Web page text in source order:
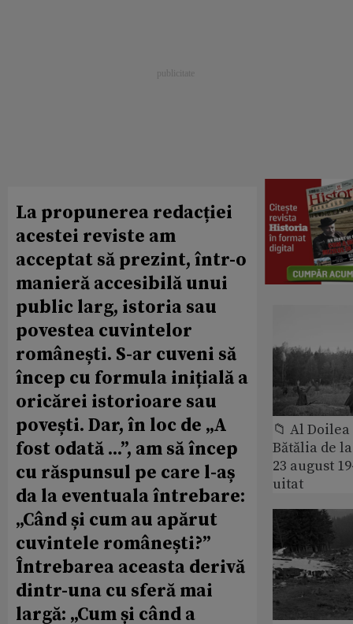
La propunerea redacției
acestei reviste am
acceptat să prezint, într-o
manieră accesibilă unui
public larg, istoria sau
povestea cuvintelor
românești. S-ar cuveni să
încep cu formula inițială a
oricărei istorioare sau
povești. Dar, în loc de „A
fost odată ...”, am să încep
cu răspunsul pe care l-aș
da la eventuala întrebare:
„Când și cum au apărut
cuvintele românești?”
Întrebarea aceasta derivă
dintr-una cu sferă mai
largă: „Cum și când a
📁 Al
Bătălia de
23 august
uitat